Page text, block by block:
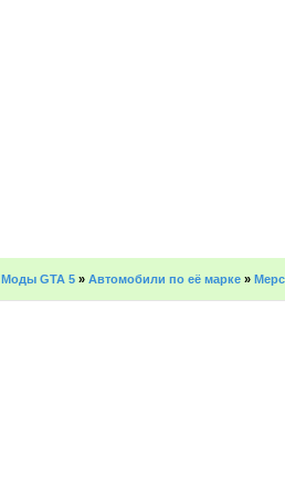
Моды GTA 5 » Автомобили по её марке »